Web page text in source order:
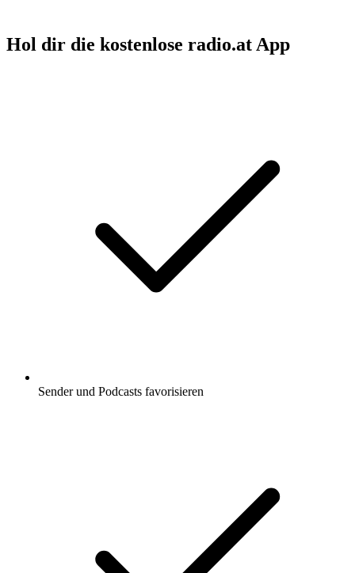
Hol dir die kostenlose radio.at App
Sender und Podcasts favorisieren